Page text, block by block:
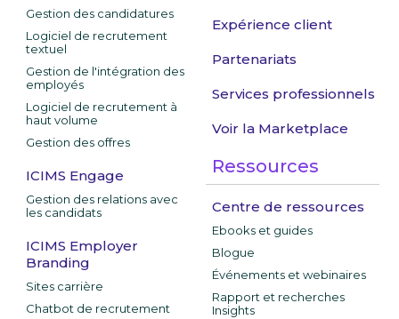
Gestion des candidatures
Logiciel de recrutement
textuel
Gestion de l'intégration des
employés
Logiciel de recrutement à
haut volume
Gestion des offres
ICIMS Engage
Gestion des relations avec
les candidats
ICIMS Employer
Branding
Sites carrière
Chatbot de recrutement
Expérience client
Partenariats
Services professionnels
Voir la Marketplace
Ressources
Centre de ressources
Ebooks et guides
Blogue
Événements et webinaires
Rapport et recherches
Insights